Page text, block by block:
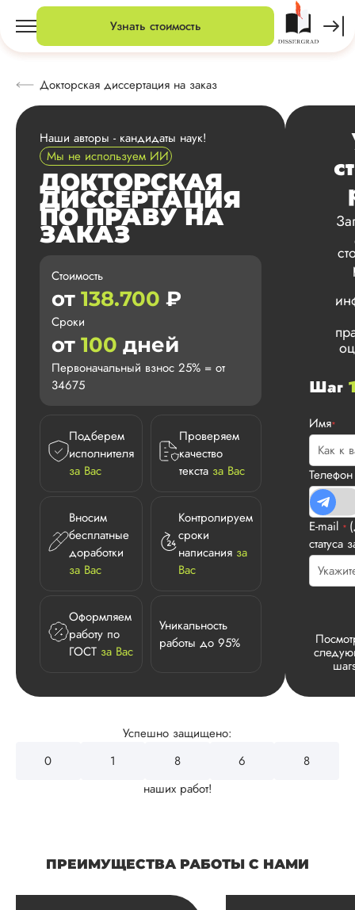
Узнать стоимость
Докторская диссертация на заказ
Наши авторы - кандидаты наук!
Мы не используем ИИ
ДОКТОРСКАЯ
ДИССЕРТАЦИЯ
ПО ПРАВУ НА
ЗАКАЗ
Стоимость
от 138.700 ₽
Сроки
от 100 дней
Первоначальный взнос 25% = от
34675
Подберем
исполнителя
за Вас
Проверяем
качество
текста за Вас
Вносим
бесплатные
доработки
за Вас
Контролируем
сроки
написания за
Вас
Оформляем
работу по
ГОСТ за Вас
Уникальность
работы до 95%
Шаг
Имя*
E-mail *
статуса
Успешно защищено:
6
8
2
2
0
наших работ!
ПРЕИМУЩЕСТВА РАБОТЫ С НАМИ